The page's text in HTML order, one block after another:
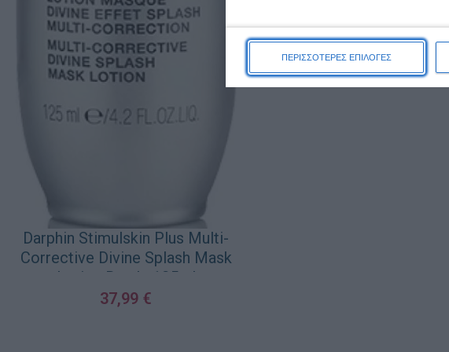
ΠΕΡΙΣΣΟΤΕΡΕΣ ΕΠΙΛΟΓΕΣ
Darphin Stimulskin Plus Multi-
Corrective Divine Splash Mask
Lotion Bottle 125ml
37,99 €
ΠΡΟΣΘΉΚΗ ΣΤΟ ΚΑΛΆΘΙ